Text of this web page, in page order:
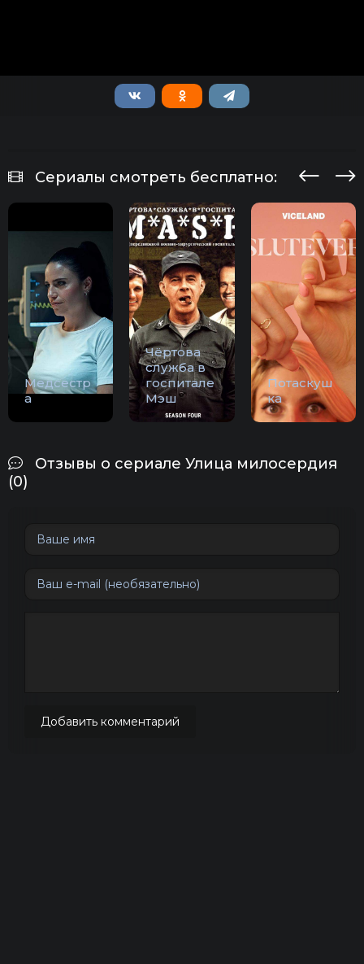
Сериалы смотреть бесплатно:
Медсестр
а
Чёртова
служба в
госпитале
Мэш
Потаскуш
ка
Отзывы о сериале Улица милосердия
(0)
Добавить комментарий